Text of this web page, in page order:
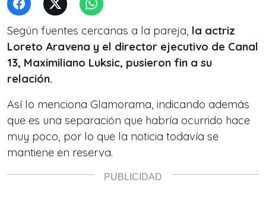
Según fuentes cercanas a la pareja, la actriz
Loreto Aravena y el director ejecutivo de Canal
13, Maximiliano Luksic, pusieron fin a su
relación.
Así lo menciona Glamorama, indicando además
que es una separación que habría ocurrido hace
muy poco, por lo que la noticia todavía se
mantiene en reserva.